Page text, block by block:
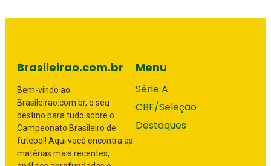
Brasileirao.com.br
Bem-vindo ao
Brasileirao.com.br, o seu
destino para tudo sobre o
Campeonato Brasileiro de
futebol! Aqui você encontra as
matérias mais recentes,
Menu
Série A
CBF/Seleção
Destaques